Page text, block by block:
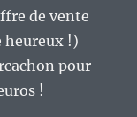
de vente
heureux !)
pour
!